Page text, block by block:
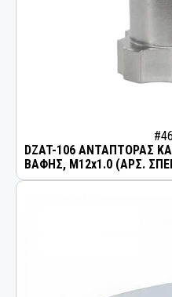
DZAT-106 ΑΝΤΑΠΤΟΡΑΣ
ΒΑΦΗΣ, M12x1.0 (ΑΡΣ.